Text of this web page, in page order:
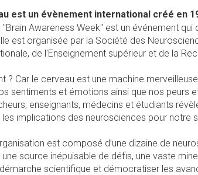
est un évènement international créé en
"Brain Awareness Week" est un événement
est organisée par la Société des
de l'Enseignement supérieur et de la
? Car le cerveau est une machine
sentiments et émotions ainsi que nos
enseignants, médecins et étudiants
les implications des neurosciences pour notre
est composé d’une dizaine de
source inépuisable de défis, une vaste
scientifique et démocratiser les